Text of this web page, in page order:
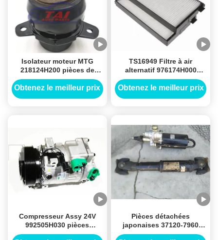
Isolateur moteur MTG
218124H200 pièces de
rechange japonaises
Hyundai H1 Van
Obtenez le meilleur prix
TS16949 Filtre à air
alternatif 976174H000
pièces détachées
japonaises Hyundai H1 Van
Obtenez le meilleur prix
Compresseur Assy 24V
992505H030 pièces
détachées japonaises
Pièces détachées
japonaises 37120-7960
pour le bus Hino